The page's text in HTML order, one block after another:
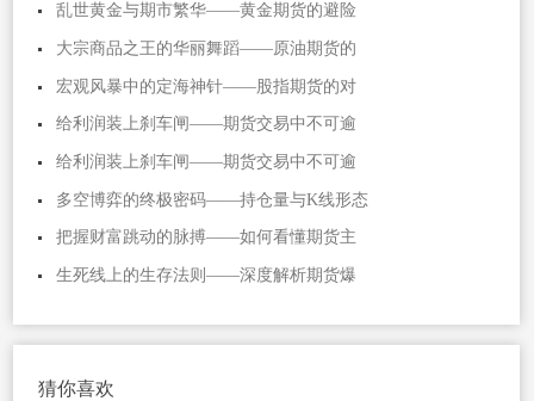
乱世黄金与期市繁华——黄金期货的避险
大宗商品之王的华丽舞蹈——原油期货的
宏观风暴中的定海神针——股指期货的对
给利润装上刹车闸——期货交易中不可逾
给利润装上刹车闸——期货交易中不可逾
多空博弈的终极密码——持仓量与K线形态
把握财富跳动的脉搏——如何看懂期货主
生死线上的生存法则——深度解析期货爆
猜你喜欢